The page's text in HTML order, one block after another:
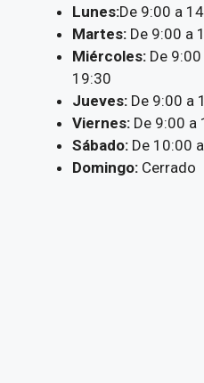
Lunes:De 9:00 a
Martes: De 9:00 a
Miércoles: De
19:30
Jueves: De 9:00 a
Viernes: De 9:00 a
Sábado: De 10:00
Domingo: Cerrado